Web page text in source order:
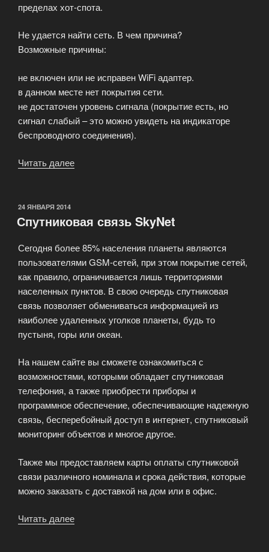
пределах хот-спота.
Не удается найти сеть. В чем причина?
Возможные причины:
не включен или не исправен WiFi адаптер.
в данном месте нет покрытия сети.
не достаточен уровень сигнала (покрытие есть, но
сигнал слабый – это можно увидеть на индикаторе
беспроводного соединения).
Читать далее
(Hot
дословно
—
«горячая
точка»)?»
ОПУБЛИКОВАНО
24 ЯНВАРЯ 2014
Спутниковая связь SkyNet
Сегодня более 85% населения планеты являются
пользователями GSM-сетей, при этом покрытие сетей,
как правило, ограничивается лишь территориями
населенных пунктов. В свою очередь спутниковая
связь позволяет обмениваться информацией из
наиболее удаленных уголков планеты, будь то
пустыня, горы или океан.
На нашем сайте вы сможете ознакомиться с
возможностями, которыми обладает спутниковая
телефония, а также приобрести приборы и
программное обеспечение, обеспечивающие надежную
связь, бесперебойный доступ в интернет, спутниковый
мониторинг объектов и многое другое.
Также мы предоставляем карты оплаты спутниковой
связи различного номинала и срока действия, которые
можно заказать с доставкой на дом или в офис.
Читать далее